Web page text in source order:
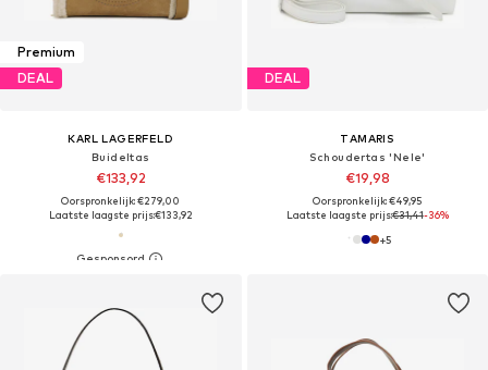
Premium
DEAL
KARL LAGERFELD
Buideltas
€133,92
Oorspronkelijk: €279,00
Laatste laagste prijs:€133,92
DEAL
TAMARIS
Schoudertas 'Nele'
€19,98
Oorspronkelijk: €49,95
Laatste laagste prijs:€31,41-36%
+5